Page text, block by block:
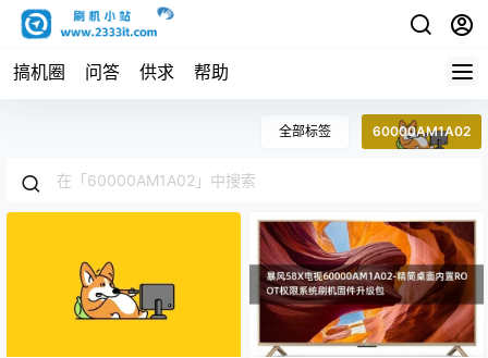
搞机圈 问答 供求 帮助
全部标签 60000AM1A02